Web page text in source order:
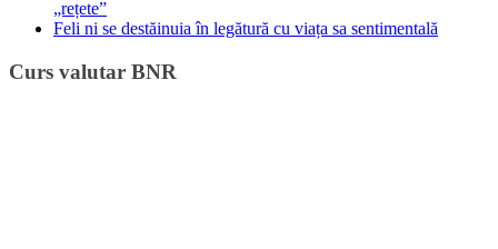
„rețete”
Feli ni se destăinuia în legătură cu viața sa sentimentală
Curs valutar BNR